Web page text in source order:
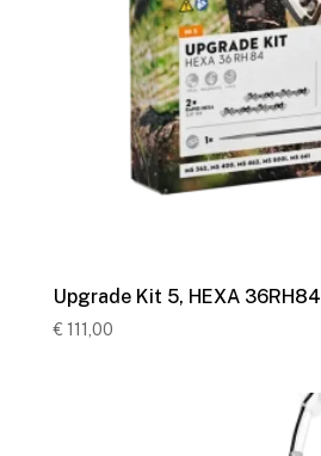
Upgrade Kit 5, HEXA 36RH84
€ 111,00